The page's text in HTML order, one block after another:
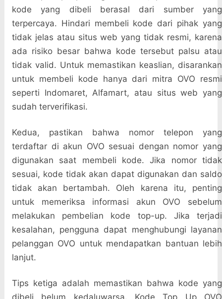
kode yang dibeli berasal dari sumber yang
terpercaya. Hindari membeli kode dari pihak yang
tidak jelas atau situs web yang tidak resmi, karena
ada risiko besar bahwa kode tersebut palsu atau
tidak valid. Untuk memastikan keaslian, disarankan
untuk membeli kode hanya dari mitra OVO resmi
seperti Indomaret, Alfamart, atau situs web yang
sudah terverifikasi.
Kedua, pastikan bahwa nomor telepon yang
terdaftar di akun OVO sesuai dengan nomor yang
digunakan saat membeli kode. Jika nomor tidak
sesuai, kode tidak akan dapat digunakan dan saldo
tidak akan bertambah. Oleh karena itu, penting
untuk memeriksa informasi akun OVO sebelum
melakukan pembelian kode top-up. Jika terjadi
kesalahan, pengguna dapat menghubungi layanan
pelanggan OVO untuk mendapatkan bantuan lebih
lanjut.
Tips ketiga adalah memastikan bahwa kode yang